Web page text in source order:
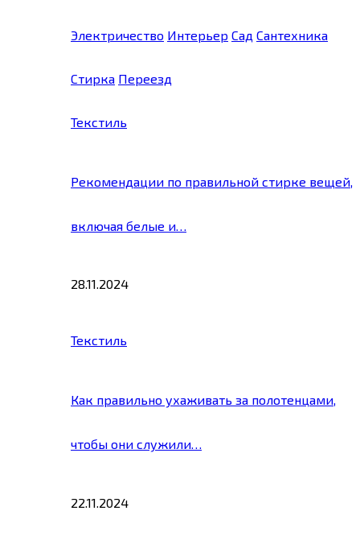
Электричество Интерьер Сад Сантехника
Стирка Переезд
Текстиль
Рекомендации по правильной стирке вещей,
включая белые и…
28.11.2024
Текстиль
Как правильно ухаживать за полотенцами,
чтобы они служили…
22.11.2024